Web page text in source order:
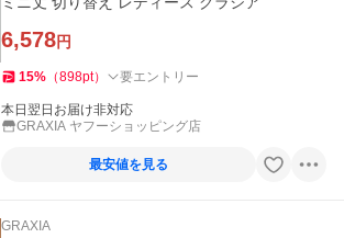
6,578円
15% （898pt） 要エントリー
本日翌日お届け非対応
GRAXIA ヤフーショッピング店
最安値を見る
GRAXIA